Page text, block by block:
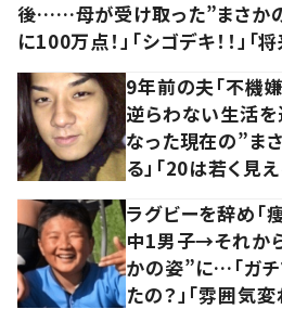
後……母が受け取った”まさか
に100万点！」「シゴデキ！！」「
9年前の夫「不機
逆らわない生活
なった現在の”ま
る」「20は若く見え
ラグビーを辞め「
中1男子→それか
かの姿”に…「ガチ
たの？」「雰囲気変